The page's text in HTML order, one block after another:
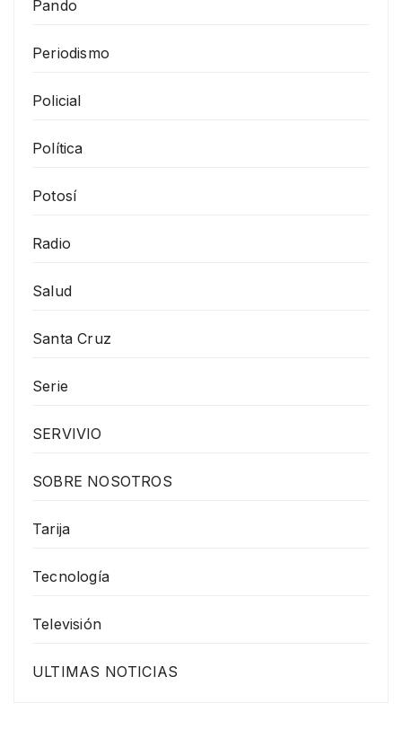
Pando
Periodismo
Policial
Política
Potosí
Radio
Salud
Santa Cruz
Serie
SERVIVIO
SOBRE NOSOTROS
Tarija
Tecnología
Televisión
ULTIMAS NOTICIAS